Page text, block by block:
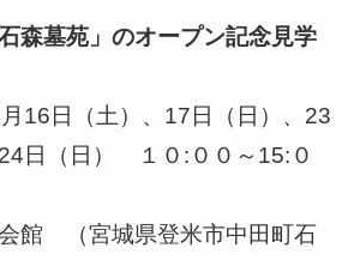
森墓苑」のオープン記念見学
16日（土）、17日（日）、23
日（日） １０:００～15:０
館 （宮城県登米市中田町石